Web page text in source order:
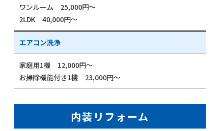
ワンルーム 25,000円～
2LDK 40,000円～
エアコン洗浄
家庭用1機 12,000円～
お掃除機能付き1機 23,000円～
内装リフォーム